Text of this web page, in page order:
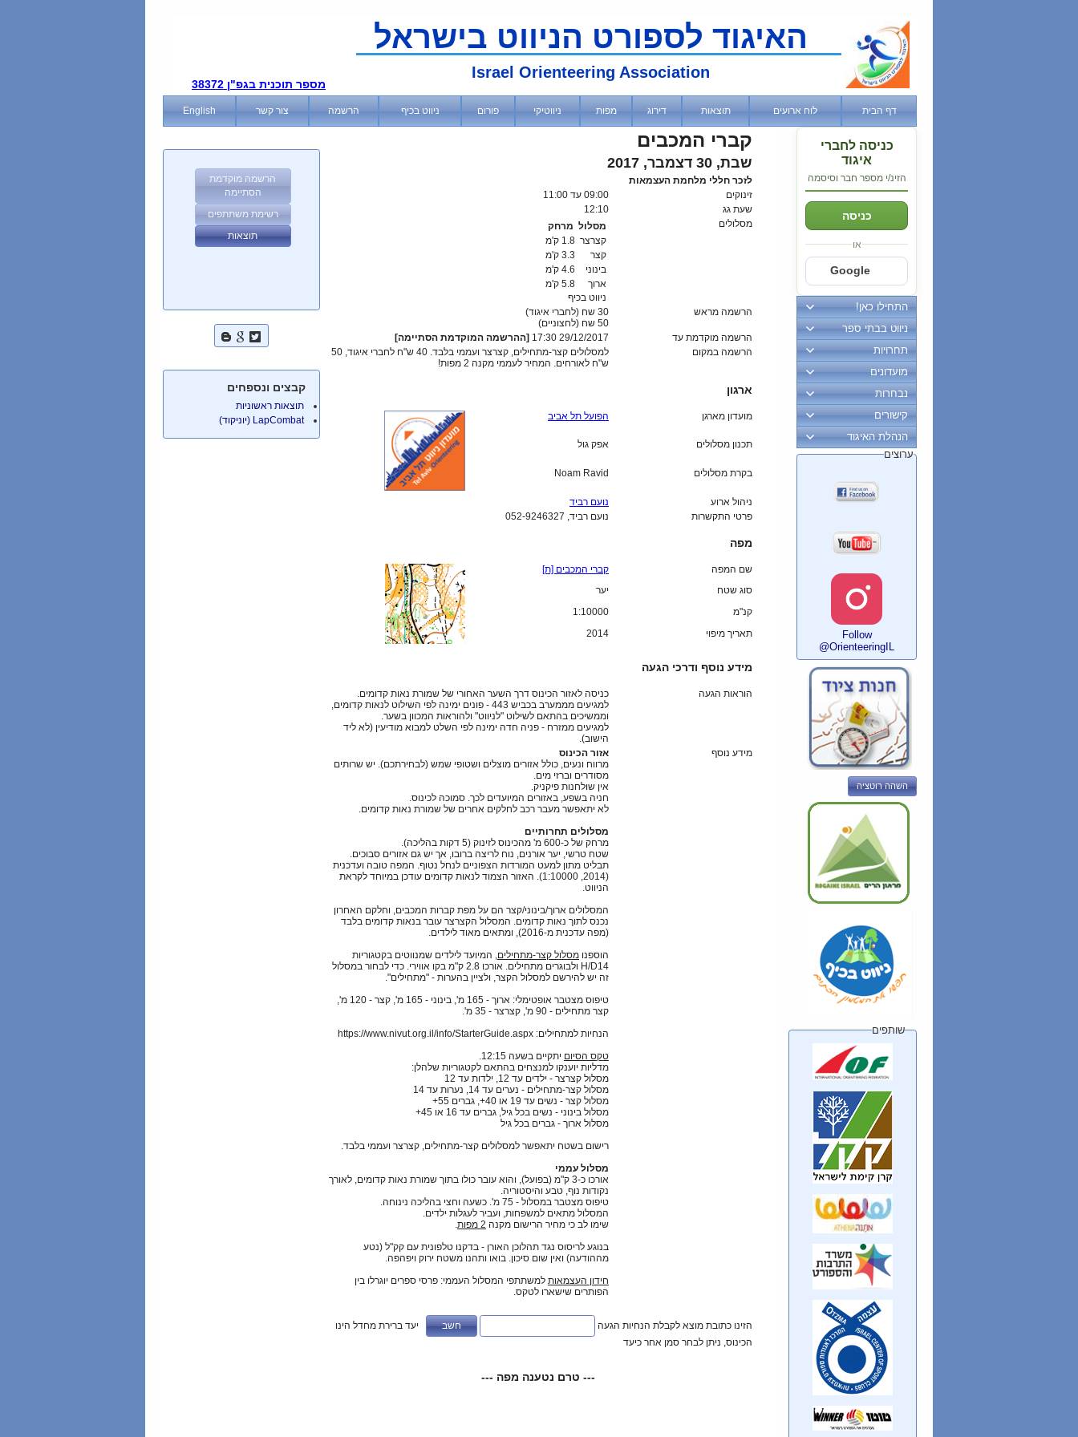
האיגוד לספורט הניווט בישראל
Israel Orienteering Association
מספר תוכנית בגפ"ן 38372
דף הבית לוח ארועים תוצאות דירוג מפות ניווטיקי פורום ניווט בכיף הרשמה צור קשר English
הרשמה מוקדמת
הסתיימה
רשימת משתתפים
תוצאות
קבצים ונספחים
תוצאות ראשוניות
LapCombat (יוניקוד)
קברי המכבים
שבת, 30 דצמבר, 2017
לזכר חללי מלחמת העצמאות
זינוקים
09:00 עד 11:00
שעת גג
12:10
מסלולים
מסלול מרחק
קצרצר 1.8 ק'מ
קצר
3.3 ק'מ
בינוני
4.6 ק'מ
ארוך
5.8 ק'מ
ניווט בכיף
הרשמה מראש
30 שח (לחברי איגוד)
50 שח (לחצוניים)
הרשמה מוקדמת עד
29/12/2017 17:30
[ההרשמה המוקדמת הסתיימה]
הרשמה במקום
למסלולים קצר-מתחילים, קצרצר ועממי בלבד. 40 ש"ח לחברי איגוד, 50
ש"ח לאורחים. המחיר לעממי מקנה 2 מפות!
ארגון
מועדון מארגן הפועל תל אביב
תכנון מסלולים אפק גול
בקרת מסלולים Noam Ravid
ניהול ארוע
נועם רביד
פרטי התקשרות
נועם רביד, 052-9246327
מפה
שם המפה
קברי המכבים [ת]
סוג שטח
יער
קנ"מ
1:10000
תאריך מיפוי
2014
מידע נוסף ודרכי הגעה
הוראות הגעה
כניסה לאזור הכינוס דרך השער האחורי של שמורת נאות קדומים.
למגיעים מממערב בכביש 443 - פונים ימינה לפי השילוט לנאות קדומים,
וממשיכים בהתאם לשילוט "לניווט" ולהוראות המכוון בשער.
למגיעים ממזרח - פניה חדה ימינה לפי השלט למבוא מודיעין (לא ליד
הישוב).
מידע נוסף
אזור הכינוס
מרווח ונעים, כולל אזורים מוצלים ושטופי שמש (לבחירתכם). יש שרותים
מסודרים וברזי מים.
אין שולחנות פיקניק.
חניה בשפע, באזורים המיועדים לכך. סמוכה לכינוס.
לא יתאפשר מעבר רכב לחלקים אחרים של שמורת נאות קדומים.
מסלולים תחרותיים
מרחק של כ-600 מ' מהכינוס לזינוק (5 דקות בהליכה).
שטח טרשי, יער אורנים, נוח לריצה ברובו, אך יש גם אזורים סבוכים.
תבליט מתון למעט המורדות הצפוניים לנחל נטוף. המפה טובה ועדכנית
(2014, 1:10000). האזור הצמוד לנאות קדומים עודכן במיוחד לקראת
הניווט.
המסלולים ארוך/בינוני/קצר הם על מפת קברות המכבים, וחלקם האחרון
נכנס לתוך נאות קדומים. המסלול הקצרצר עובר בנאות קדומים בלבד
(מפה עדכנית מ-2016), ומתאים מאוד לילדים.
הוספנו מסלול קצר-מתחילים, המיועד לילדים שמנווטים בקטגוריות
H/D14 ולבוגרים מתחילים. אורכו 2.8 ק"מ בקו אווירי. כדי לבחור במסלול
זה יש להירשם למסלול הקצר, ולציין בהערות - "מתחילים".
טיפוס מצטבר אופטימלי: ארוך - 165 מ', בינוני - 165 מ', קצר - 120 מ',
קצר מתחילים - 90 מ', קצרצר - 35 מ'.
הנחיות למתחילים: https://www.nivut.org.il/info/StarterGuide.aspx
טקס הסיום יתקיים בשעה 12:15.
מדליות יוענקו למנצחים בהתאם לקטגוריות שלהלן:
מסלול קצרצר - ילדים עד 12, ילדות עד 12
מסלול קצר-מתחילים - נערים עד 14, נערות עד 14
מסלול קצר - נשים עד 19 או 40+, גברים 55+
מסלול בינוני - נשים בכל גיל, גברים עד 16 או 45+
מסלול ארוך - גברים בכל גיל
רישום בשטח יתאפשר למסלולים קצר-מתחילים, קצרצר ועממי בלבד.
מסלול עממי
אורכו כ-3 ק"מ (בפועל), והוא עובר כולו בתוך שמורת נאות קדומים, לאורך
נקודות נוף, טבע והיסטוריה.
טיפוס מצטבר במסלול - 75 מ'. כשעה וחצי בהליכה נינוחה.
המסלול מתאים למשפחות, ועביר לעגלות ילדים.
שימו לב כי מחיר הרישום מקנה 2 מפות
.
בנוגע לריסוס נגד תהלוכן האורן - בדקנו טלפונית עם קק"ל (נטע
מההודעה) ואין שום סיכון. בואו ותהנו משטח ירוק ויפהפה.
חידון העצמאות למשתתפי המסלול העממי: פרסי ספרים יוגרלו בין
הפותרים שישארו לטקס.
הזינו כתובת מוצא לקבלת הנחיות הגעה
יעד ברירת מחדל הינו
הכינוס, ניתן לבחר סמן אחר כיעד
--- טרם נטענה מפה ---
כניסה לחברי
איגוד
הזינ/י מספר חבר וסיסמה
כניסה
או
Google
התחילו כאן!
ניווט בבתי ספר
תחרויות
מועדונים
נבחרות
קישורים
הנהלת האיגוד
ערוצים
Follow
@OrienteeringIL
השהה רוטציה
שותפים